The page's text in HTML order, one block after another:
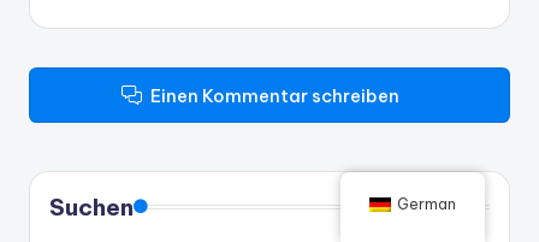
Einen Kommentar schreiben
Suchen German